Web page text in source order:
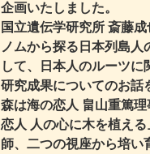
企画いたしました。
国立遺伝学研究所 斎藤
ノムから探る日本列島人
して、日本人のルーツに
研究成果についてのお話
森は海の恋人 畠山重篤
恋人 人の心に木を植え
師、二つの視座から培い